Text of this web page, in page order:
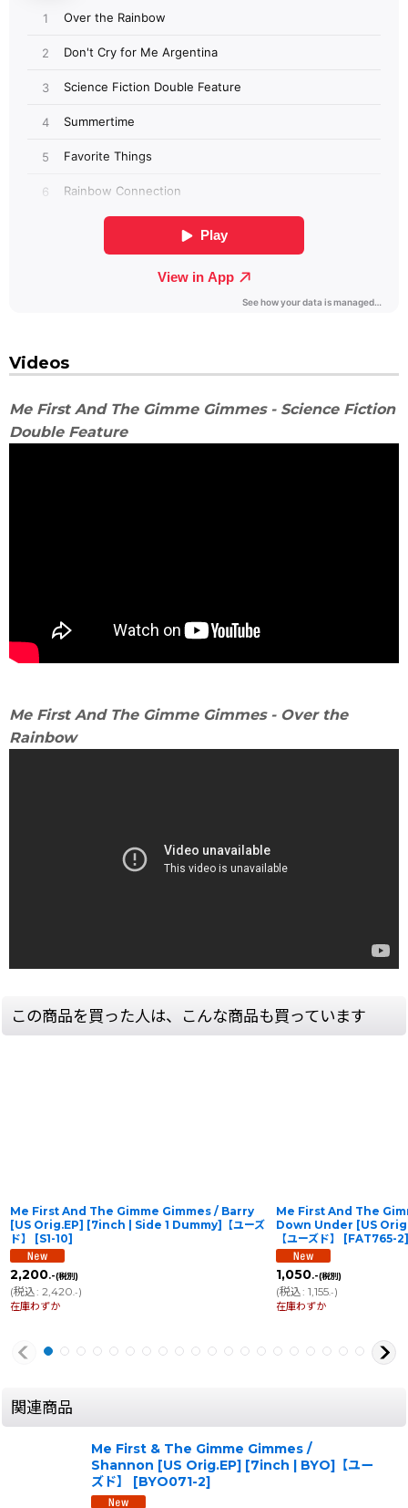
Videos
Me First And The Gimme Gimmes - Science Fiction
Double Feature
Me First And The Gimme Gimmes - Over the
Rainbow
この商品を買った人は、こんな商品も買っています
Me First And The Gimme Gimmes / Barry
[US Orig.EP] [7inch | Side 1 Dummy]【ユーズ
ド】
[S1-10]
2,200.-(税別)
(税込: 2,420.-)
在庫わずか
Me First And The
Down Under [US
【ユーズド】
[FAT765-2]
1,050.-(税別)
(税込: 1,155.-)
在庫わずか
関連商品
Me First & The Gimme Gimmes /
Shannon [US Orig.EP] [7inch | BYO]【ユー
ズド】
[BYO071-2]